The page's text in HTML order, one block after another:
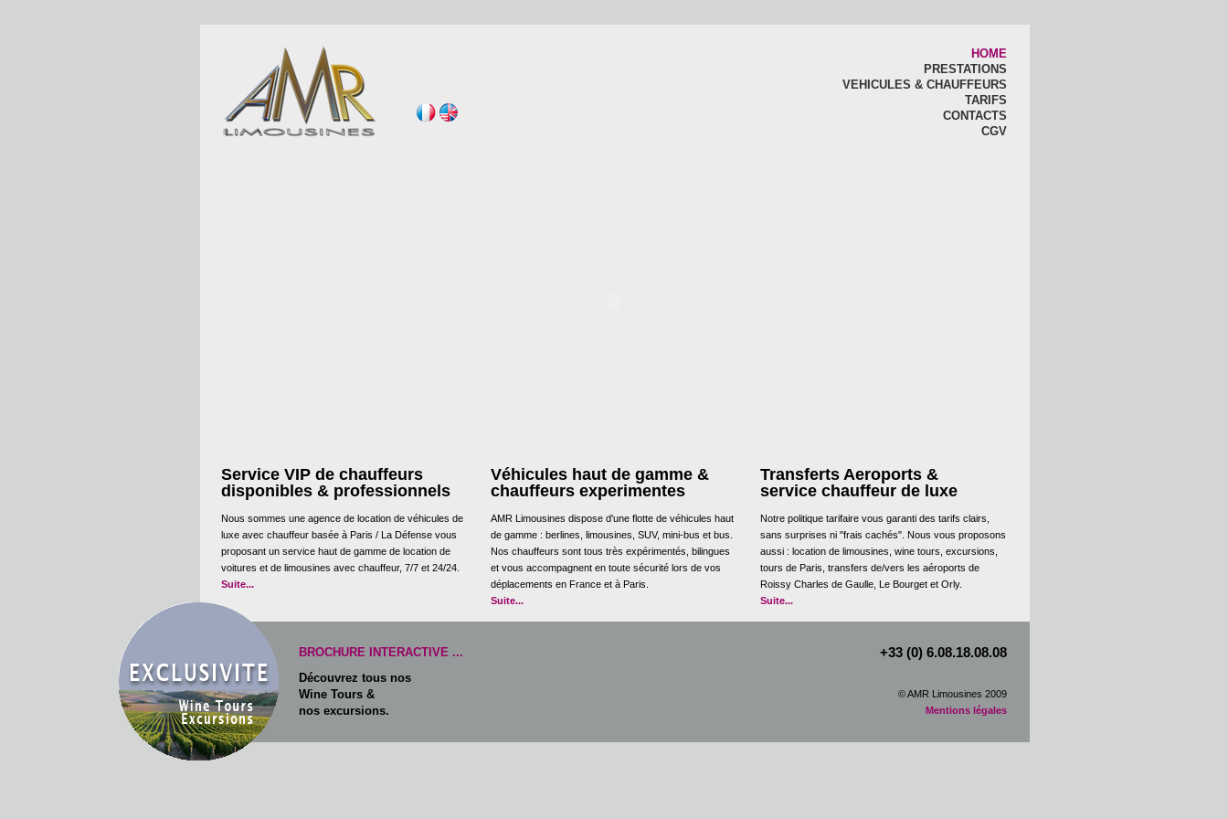
HOME
PRESTATIONS
VEHICULES & CHAUFFEURS
TARIFS
CONTACTS
CGV
Service VIP de chauffeurs
disponibles & professionnels
Nous sommes une agence de location de véhicules de
luxe avec chauffeur basée à Paris / La Défense vous
proposant un service haut de gamme de location de
voitures et de limousines avec chauffeur, 7/7 et 24/24.
Suite...
Véhicules haut de gamme &
chauffeurs experimentes
AMR Limousines dispose d'une flotte de véhicules haut
de gamme : berlines, limousines, SUV, mini-bus et bus.
Nos chauffeurs sont tous très expérimentés, bilingues
et vous accompagnent en toute sécurité lors de vos
déplacements en France et à Paris.
Suite...
Transferts Aeroports &
service chauffeur de luxe
Notre politique tarifaire vous garanti des tarifs clairs,
sans surprises ni "frais cachés". Nous vous proposons
aussi : location de limousines, wine tours, excursions,
tours de Paris, transfers de/vers les aéroports de
Roissy Charles de Gaulle, Le Bourget et Orly.
Suite...
BROCHURE INTERACTIVE ...
Découvrez tous nos
Wine Tours &
nos excursions.
+33 (0) 6.08.18.08.08
© AMR Limousines 2009
Mentions légales